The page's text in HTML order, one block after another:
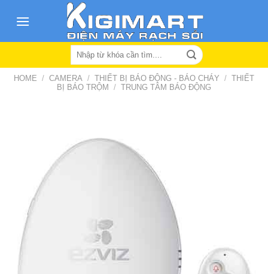
Search
HOME / CAMERA / THIẾT BỊ BÁO ĐỘNG - BÁO CHÁY / THIẾT
BỊ BÁO TRỘM
/ TRUNG TÂM BÁO ĐỘNG